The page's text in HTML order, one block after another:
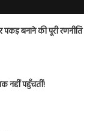
पकड़ बनाने की पूरी रणनीति
नहीं पहुँचतीं!